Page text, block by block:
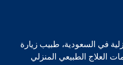
في السعودية، طبيب زيارة
العلاج الطبيعي المنزلي